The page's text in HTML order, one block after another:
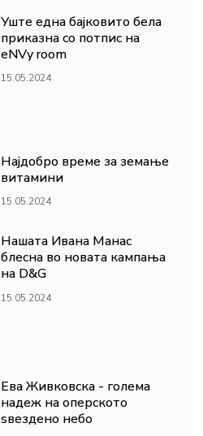
Уште една бајковито бела
приказна со потпис на
eNVy room
15.05.2024
Најдобро време за земање
витамини
15.05.2024
Нашата Ивана Манас
блесна во новата кампања
на D&G
15.05.2024
Ева Живковска - голема
надеж на оперското
ѕвездено небо